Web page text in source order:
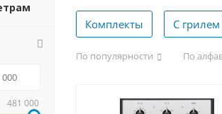
Комплекты С грилем
По популярности По
481 000